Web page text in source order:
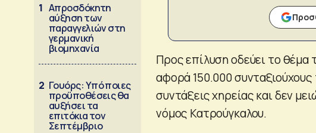
1 Απροσδόκητη
αύξηση των
παραγγελιών στη
γερμανική
βιομηχανία
2 Γουόρς: Υπό ποιες
προϋποθέσεις θα
αυξήσει τα
επιτόκια τον
Σεπτέμβριο
Προς επίλυση οδεύει το θέμα
αφορά 150.000
συντάξεις χηρείας και δεν
νόμος Κατρούγκαλου.